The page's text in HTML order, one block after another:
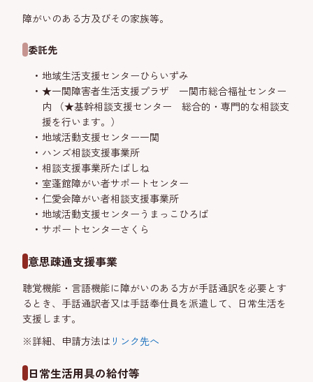
障がいのある方及びその家族等。
委託先
地域生活支援センターひらいずみ
★一関障害者生活支援プラザ 一関市総合福祉センター
内 （★基幹相談支援センター 総合的・専門的な相談支
援を行います。）
地域活動支援センター一関
ハンズ相談支援事業所
相談支援事業所たばしね
室蓬館障がい者サポートセンター
仁愛会障がい者相談支援事業所
地域活動支援センターうまっこひろば
サポートセンターさくら
意思疎通支援事業
聴覚機能・言語機能に障がいのある方が手話通訳を必要とす
るとき、手話通訳者又は手話奉仕員を派遣して、日常生活を
支援します。
※詳細、申請方法は リンク先へ
日常生活用具の給付等